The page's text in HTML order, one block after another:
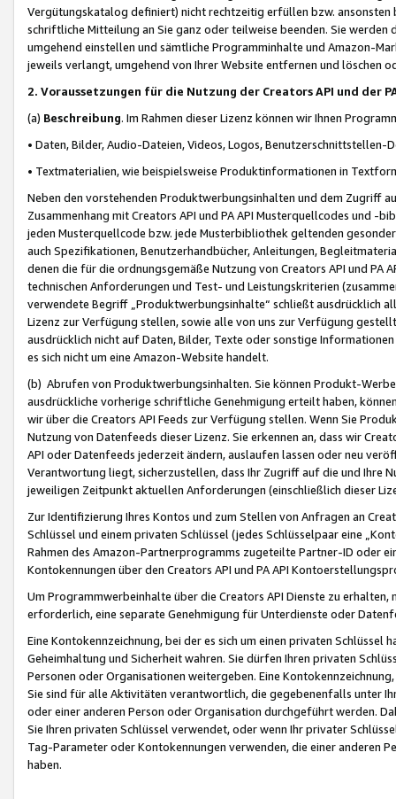
Vergütungskatalog definiert) nicht rechtzeitig erfüllen bzw. ansonsten
schriftliche Mitteilung an Sie ganz oder teilweise beenden. Sie werden
umgehend einstellen und sämtliche Programminhalte und Amazon-
jeweils verlangt, umgehend von Ihrer Website entfernen und löschen
2. Voraussetzungen für die Nutzung der Creators API und der
(a) Beschreibung. Im Rahmen dieser Lizenz können wir Ihnen
• Daten, Bilder, Audio-Dateien, Videos, Logos, Benutzerschnittstellen-
• Textmaterialien, wie beispielsweise Produktinformationen in
Neben den vorstehenden Produktwerbungsinhalten und dem Zugriff
Zusammenhang mit Creators API und PA API Musterquellcodes und
jeden Musterquellcode bzw. jede Musterbibliothek geltenden
auch Spezifikationen, Benutzerhandbücher, Anleitungen,
denen die für die ordnungsgemäße Nutzung von Creators API und PA
technischen Anforderungen und Test- und Leistungskriterien
verwendete Begriff „Produktwerbungsinhalte“ schließt ausdrücklich
Lizenz zur Verfügung stellen, sowie alle von uns zur Verfügung
ausdrücklich nicht auf Daten, Bilder, Texte oder sonstige
es sich nicht um eine Amazon-Website handelt.
(b) Abrufen von Produktwerbungsinhalten. Sie können Produkt-
ausdrückliche vorherige schriftliche Genehmigung erteilt haben,
wir über die Creators API Feeds zur Verfügung stellen. Wenn Sie
Nutzung von Datenfeeds dieser Lizenz. Sie erkennen an, dass wir
API oder Datenfeeds jederzeit ändern, auslaufen lassen oder neu
Verantwortung liegt, sicherzustellen, dass Ihr Zugriff auf die und Ihre
jeweiligen Zeitpunkt aktuellen Anforderungen (einschließlich dieser
Zur Identifizierung Ihres Kontos und zum Stellen von Anfragen an
Schlüssel und einem privaten Schlüssel (jedes Schlüsselpaar eine
Rahmen des Amazon-Partnerprogramms zugeteilte Partner-ID oder
Kontokennungen über den Creators API und PA API
Um Programmwerbeinhalte über die Creators API Dienste zu
erforderlich, eine separate Genehmigung für Unterdienste oder
Eine Kontokennzeichnung, bei der es sich um einen privaten
Geheimhaltung und Sicherheit wahren. Sie dürfen Ihren privaten
Personen oder Organisationen weitergeben. Eine
Sie sind für alle Aktivitäten verantwortlich, die gegebenenfalls unter
oder einer anderen Person oder Organisation durchgeführt werden.
Sie Ihren privaten Schlüssel verwendet, oder wenn Ihr privater
Tag-Parameter oder Kontokennungen verwenden, die einer anderen
haben.